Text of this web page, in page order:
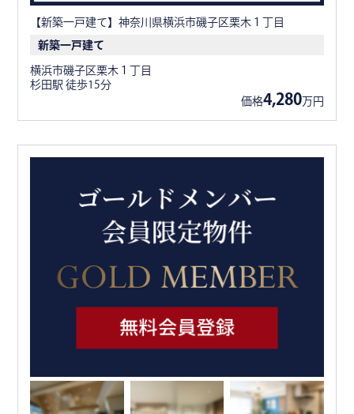
【新築一戸建て】神奈川県横浜市磯子区栗木１丁目
新築一戸建て
横浜市磯子区栗木１丁目
杉田駅 徒歩15分
価格4,280万円